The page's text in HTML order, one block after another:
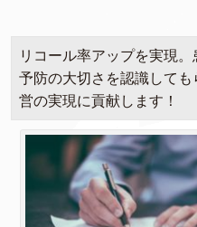
リコール率アップを実現
予防の大切さを認識して
営の実現に貢献します！